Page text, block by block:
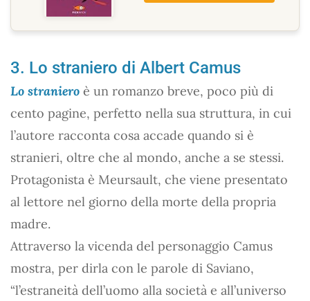
3. Lo straniero di Albert Camus
Lo straniero è un romanzo breve, poco più di
cento pagine, perfetto nella sua struttura, in cui
l’autore racconta cosa accade quando si è
stranieri, oltre che al mondo, anche a se stessi.
Protagonista è Meursault, che viene presentato
al lettore nel giorno della morte della propria
madre.
Attraverso la vicenda del personaggio Camus
mostra, per dirla con le parole di Saviano,
“l’estraneità dell’uomo alla società e all’universo